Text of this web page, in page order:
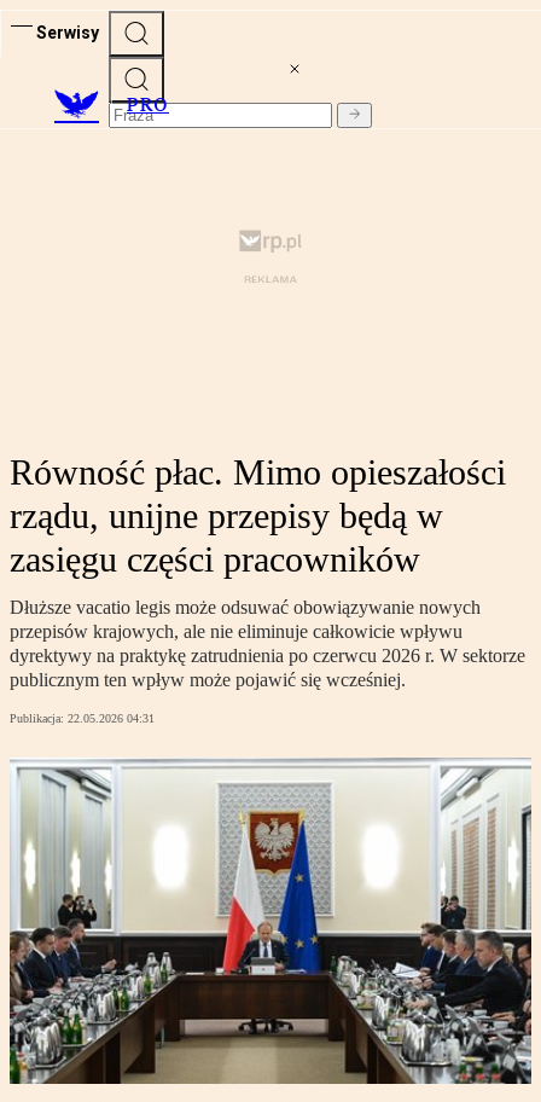
Serwisy
PRO
Równość płac. Mimo opieszałości
rządu, unijne przepisy będą w
zasięgu części pracowników
Dłuższe vacatio legis może odsuwać obowiązywanie nowych
przepisów krajowych, ale nie eliminuje całkowicie wpływu
dyrektywy na praktykę zatrudnienia po czerwcu 2026 r. W sektorze
publicznym ten wpływ może pojawić się wcześniej.
Publikacja: 22.05.2026 04:31